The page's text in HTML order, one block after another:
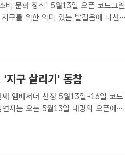
비 문화 장착' 5월13일 오픈 코드그린
앞두고 있는 코드그린 허브(HUB)
'지구 살리기' 동참
앰배서더 선정 5월13일~16일 코드
어 MO의 앰배서더로 합류해 16일